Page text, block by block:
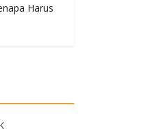
Harus